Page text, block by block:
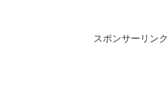
スポンサーリンク